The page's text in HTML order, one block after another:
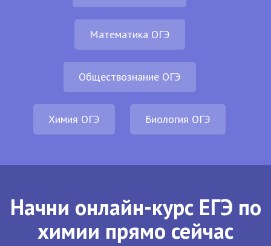
Математика ОГЭ
Обществознание ОГЭ
Химия ОГЭ Биология ОГЭ
Начни онлайн-курс ЕГЭ по
химии прямо сейчас